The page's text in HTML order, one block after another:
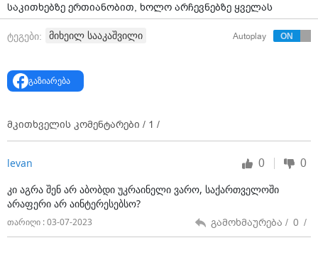
საკითხებზე ერთიანობით, ხოლო არჩევნებზე ყველას
თავისი გზა და პროგრამა ისედაც ექნება", - ამის
შესახებ ნათქვამია მესამე პრეზიდენტის მიხეილ
გვერდზე ვრცელდება.
როგორც სააკაშვილი აცხადებს, სჯობს
არამედ ღია, გამჭვირვალე, ხალხის მონაწილეობით,
როგორიც იყო მრგვალი მაგიდა პოლონეთში.
მისი თქმით, ეს უნდა მოხდეს ხელისუფლების
„ჩემი ფიზიკური მდგომარეობა იმიტომ კი არ ვაჩვენე,
რომ ვინმეს თავი შევაცოდო, არამედ, რათა
პუტინისტების ტყუილი ვამხილო.
ტეგები: მიხეილ სააკაშვილი Autoplay
გაზიარება
მკითხველის კომენტარები / 1 /
levan 0 0
კი აგრა შენ არ აბობდი უკრაინელი ვარო, საქართველოში
არაფერი არ აინტერესებსო?
თარიღი : 03-07-2023 გამოხმაურება / 0 /